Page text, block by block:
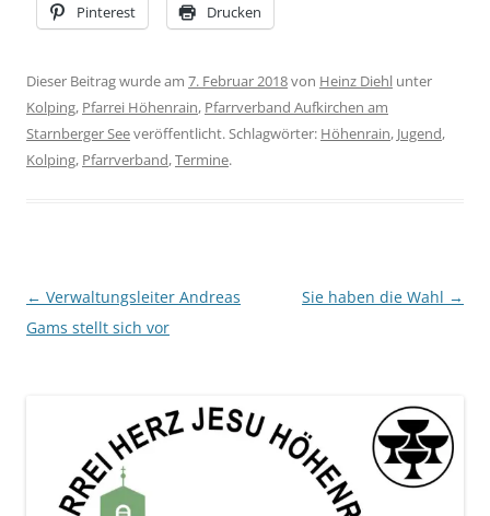
Pinterest Drucken
Dieser Beitrag wurde am 7. Februar 2018von Heinz Diehl unter
Kolping, Pfarrei Höhenrain, Pfarrverband Aufkirchen am
Starnberger Seeveröffentlicht. Schlagwörter: Höhenrain, Jugend,
Kolping, Pfarrverband,Termine.
Beitragsnavigation
← Verwaltungsleiter Andreas
Gams stellt sich vor
Sie haben die Wahl →